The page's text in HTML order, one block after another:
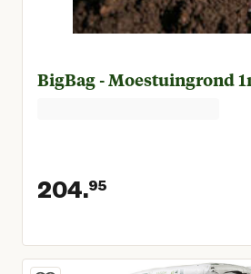
BigBag - Moestuingrond
204.95
Huidige